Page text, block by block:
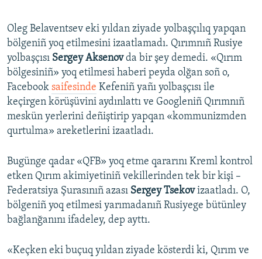
Oleg Belaventsev eki yıldan ziyade yolbaşçılıq yapqan
bölgeniñ yoq etilmesini izaatlamadı. Qırımnıñ Rusiye
yolbaşçısı Sergey Aksenovda bir şey demedi. «Qırım
bölgesiniñ» yoq etilmesi haberi peyda olğan soñ o,
Facebook saifesinde Kefeniñ yañı yolbaşçısı ile
keçirgen körüşüvini aydınlattı ve Googleniñ Qırımnıñ
meskün yerlerini deñiştirip yapqan «kommunizmden
qurtulma» areketlerini izaatladı.
Bugünge qadar «QFB» yoq etme qararını Kreml kontrol
etken Qırım akimiyetiniñ vekillerinden tek bir kişi –
Federatsiya Şurasınıñ azası Sergey Tsekovizaatladı. O,
bölgeniñ yoq etilmesi yarımadanıñ Rusiyege bütünley
bağlanğanını ifadeley, dep ayttı.
«Keçken eki buçuq yıldan ziyade kösterdi ki, Qırım ve